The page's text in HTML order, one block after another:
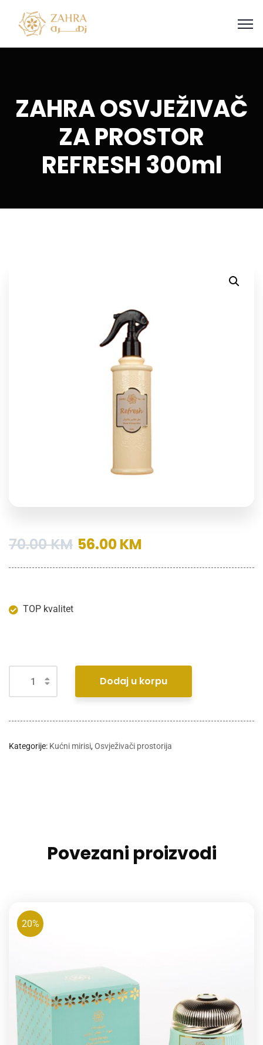
ZAHRA OSVJEŽIVAČ
ZA PROSTOR
REFRESH 300ml
70.00KM 56.00KM
TOP kvalitet
Dodaj u korpu
Kategorije: Kućni mirisi,Osvježivači prostorija
Povezani proizvodi
20%